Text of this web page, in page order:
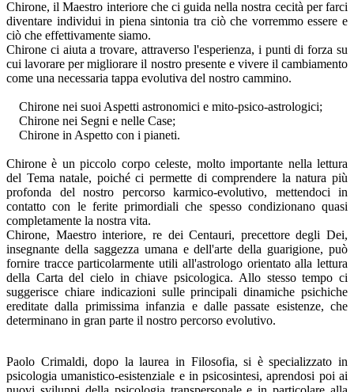
Chirone, il Maestro interiore che ci guida nella nostra cecità per farci
diventare individui in piena sintonia tra ciò che vorremmo essere e
ciò che effettivamente siamo.
Chirone ci aiuta a trovare, attraverso l'esperienza, i punti di forza su
cui lavorare per migliorare il nostro presente e vivere il cambiamento
come una necessaria tappa evolutiva del nostro cammino.
Chirone nei suoi Aspetti astronomici e mito-psico-astrologici;
Chirone nei Segni e nelle Case;
Chirone in Aspetto con i pianeti.
Chirone è un piccolo corpo celeste, molto importante nella lettura
del Tema natale, poiché ci permette di comprendere la natura più
profonda del nostro percorso karmico-evolutivo, mettendoci in
contatto con le ferite primordiali che spesso condizionano quasi
completamente la nostra vita.
Chirone, Maestro interiore, re dei Centauri, precettore degli Dei,
insegnante della saggezza umana e dell'arte della guarigione, può
fornire tracce particolarmente utili all'astrologo orientato alla lettura
della Carta del cielo in chiave psicologica. Allo stesso tempo ci
suggerisce chiare indicazioni sulle principali dinamiche psichiche
ereditate dalla primissima infanzia e dalle passate esistenze, che
determinano in gran parte il nostro percorso evolutivo.
Paolo Crimaldi, dopo la laurea in Filosofia, si è specia­lizzato in
psicologia umanistico-esistenziale e in psicosintesi, aprendosi poi ai